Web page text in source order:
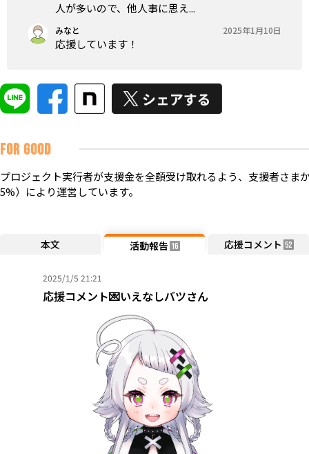
人が多いので、他人事に思え...
みなと 2025年1月10日
応援しています！
FOR GOOD
プロジェクト実行者が支援金を全額受け取れるよう、支援者さま
5%）により運営しています。
本文 活動報告 16 応援コメント 52
2025/1/5 21:21
応援コメント💌いえなしバツさん